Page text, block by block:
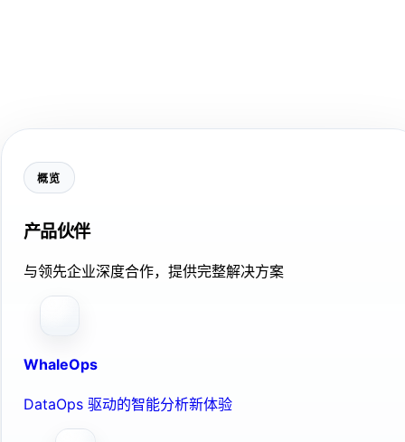
概览
产品伙伴
与领先企业深度合作，提供完整解决方案
WhaleOps
DataOps 驱动的智能分析新体验